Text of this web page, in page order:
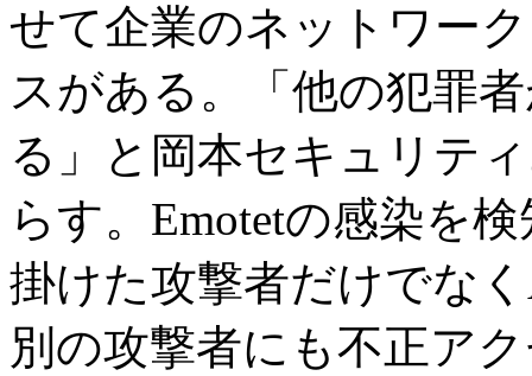
せて企業のネットワー
スがある。「他の犯罪
る」と岡本セキュリテ
らす。Emotetの感染を
掛けた攻撃者だけでな
別の攻撃者にも不正ア